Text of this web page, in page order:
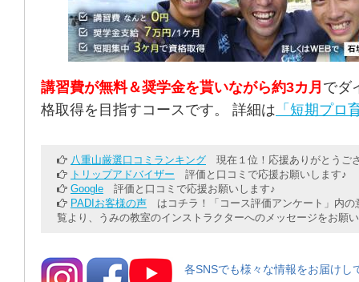
講習費が無料＆奨学金を貰いながら約3カ月 でダ
格取得を目指すコースです。 詳細は 「短期プロ
八重山厳選口コミランキング 現在１位！応援ありがとうご
トリップアドバイザー 評価と口コミで応援お願いします♪
Google 評価と口コミで応援お願いします♪
PADIお客様の声 はコチラ！「コース評価アンケート」内の
覧より、うみの教室のインストラクターへのメッセージをお願
各SNSでも様々な情報をお届けし